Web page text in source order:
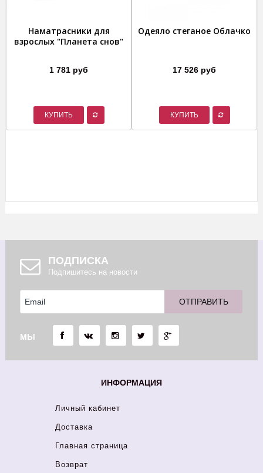
Наматраcники для
взрослых "Планета снов"
1 781 руб
КУПИТЬ
Одеяло стеганое Облачко
17 526 руб
КУПИТЬ
ПОДПИСКА
Подпишитесь на новости
МЫ
ИНФОРМАЦИЯ
Личный кабинет
Доставка
Главная страница
Возврат